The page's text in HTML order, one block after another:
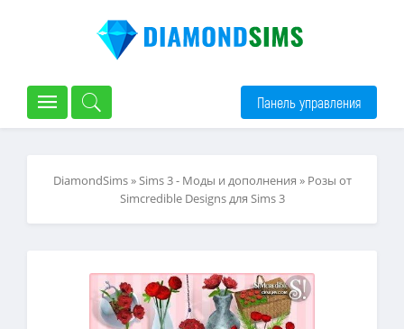
Панель управления
DiamondSims»Sims 3 - Моды и дополнения » Розы от
Simcredible Designs для Sims 3